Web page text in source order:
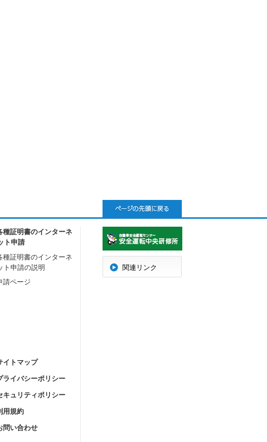
種証明書のインターネ
ト申請
種証明書のインターネ
ト申請の説明
請ページ
イトマップ
ライバシーポリシー
キュリティポリシー
用規約
問い合わせ
関連リンク